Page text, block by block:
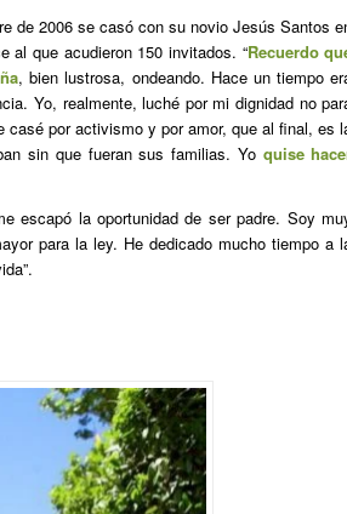
de 2006 se casó con su novio Jesús Santos
al que acudieron 150 invitados. “Recuerdo
, bien lustrosa, ondeando. Hace un tiempo
Yo, realmente, luché por mi dignidad no
por activismo y por amor, que al final, es
sin que fueran sus familias. Yo quise
escapó la oportunidad de ser padre. Soy
para la ley. He dedicado mucho tiempo a